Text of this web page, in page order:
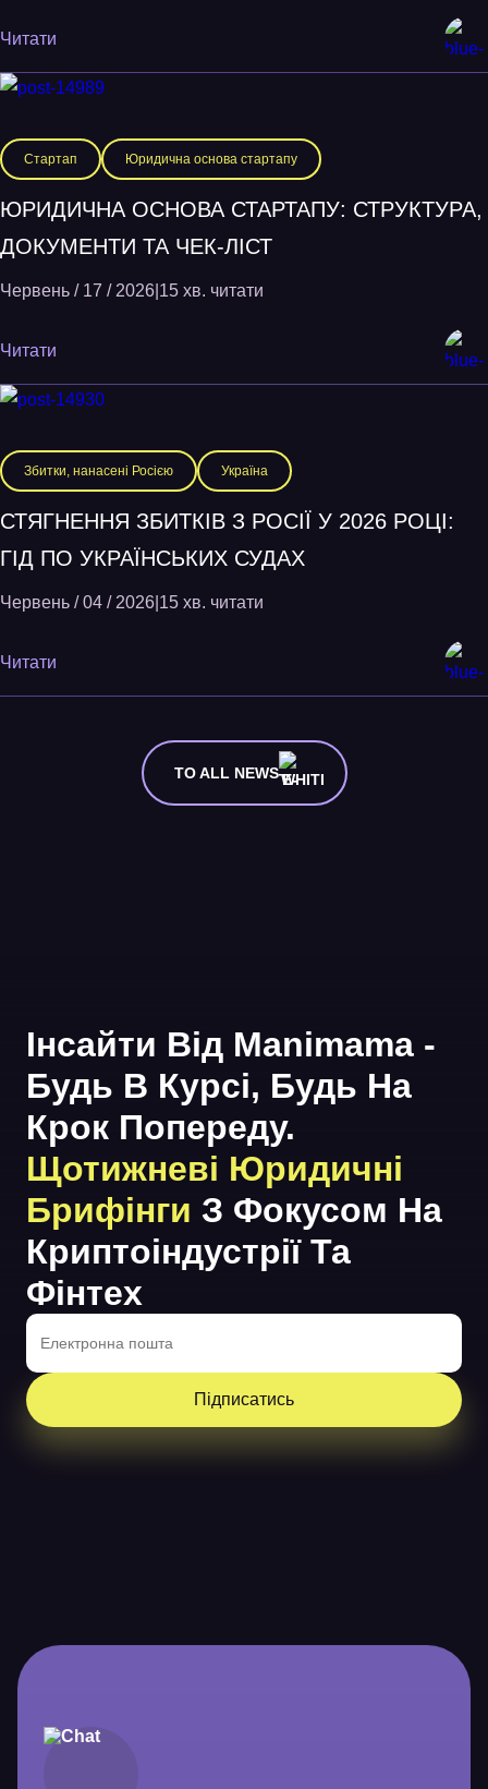
Читати
Стартап Юридична основа стартапу
ЮРИДИЧНА ОСНОВА СТАРТАПУ: СТРУКТУРА,
ДОКУМЕНТИ ТА ЧЕК-ЛІСТ
Червень / 17 / 2026 15 хв. читати
Читати
Збитки, нанасені Росією Україна
СТЯГНЕННЯ ЗБИТКІВ З РОСІЇ У 2026 РОЦІ:
ГІД ПО УКРАЇНСЬКИХ СУДАХ
Червень / 04 / 2026 15 хв. читати
Читати
TO ALL NEWS
Інсайти Від Manimama -
Будь В Курсі, Будь На
Крок Попереду.
Щотижневі Юридичні
Брифінги З Фокусом На
Криптоіндустрії Та
Фінтех
Підписатись